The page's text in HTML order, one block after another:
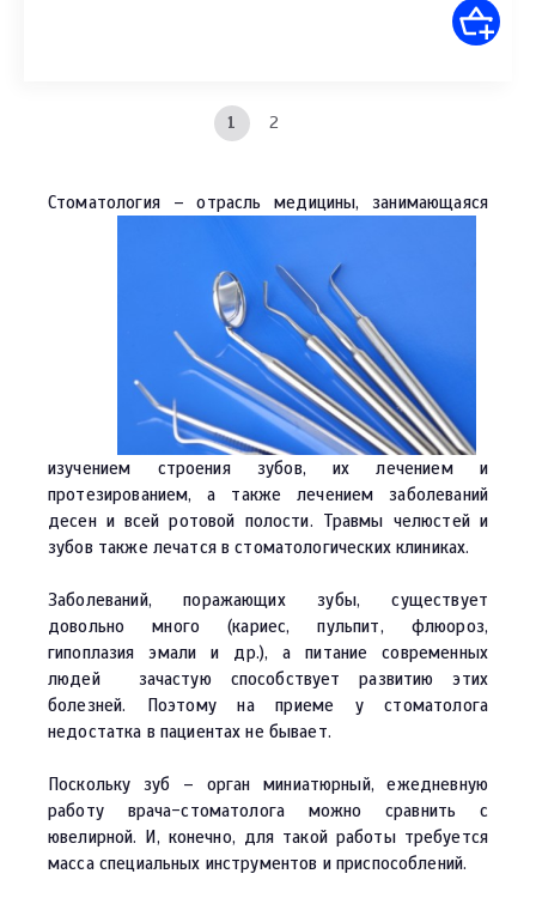
1 2
Стоматология – отрасльмедицины, занимающаяся
изучением строения зубов, их лечением и
протезированием, а также лечением заболеваний
десен и всей ротовой полости. Травмы челюстей и
зубов также лечатся в стоматологических клиниках.
Заболеваний, поражающих зубы, существует
довольно много (кариес, пульпит, флюороз,
гипоплазия эмали и др.), а питание современных
людей зачастую способствует развитию этих
болезней. Поэтому на приеме у стоматолога
недостатка в пациентах не бывает.
Поскольку зуб – орган миниатюрный, ежедневную
работу врача-стоматолога можно сравнить с
ювелирной. И, конечно, для такой работы требуется
масса специальных инструментов и приспособлений.